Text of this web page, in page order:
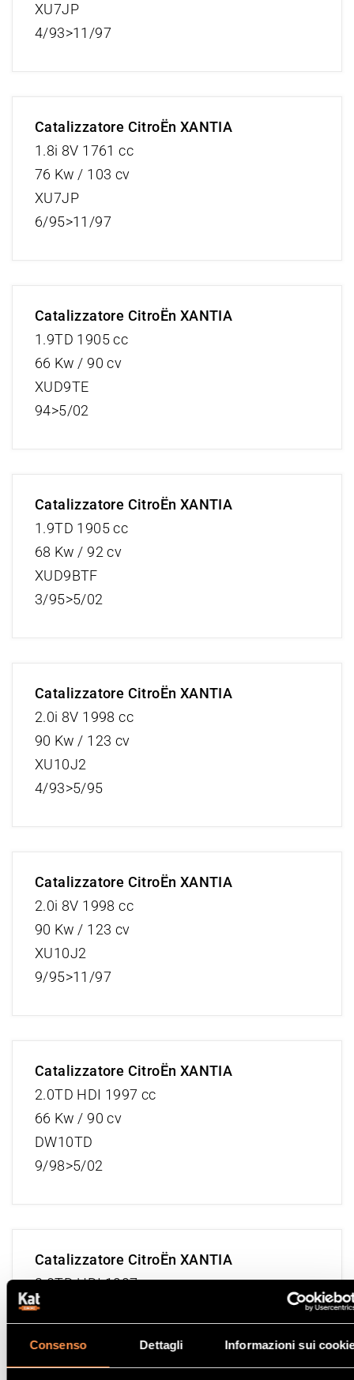
Consenso Dettagli Informazioni sui
XU7JP
4/93>11/97
Catalizzatore CitroËn XANTIA
1.8i 8V 1761 cc
76 Kw / 103 cv
XU7JP
6/95>11/97
Catalizzatore CitroËn XANTIA
1.9TD 1905 cc
66 Kw / 90 cv
XUD9TE
94>5/02
Catalizzatore CitroËn XANTIA
1.9TD 1905 cc
68 Kw / 92 cv
XUD9BTF
3/95>5/02
Catalizzatore CitroËn XANTIA
2.0i 8V 1998 cc
90 Kw / 123 cv
XU10J2
4/93>5/95
Catalizzatore CitroËn XANTIA
2.0i 8V 1998 cc
90 Kw / 123 cv
XU10J2
9/95>11/97
Catalizzatore CitroËn XANTIA
2.0TD HDI 1997 cc
66 Kw / 90 cv
DW10TD
9/98>5/02
Catalizzatore CitroËn XANTIA
2.0TD HDI 1997 cc
80 Kw / 109 cv
9/98>11/99